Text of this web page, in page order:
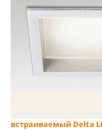
встраиваемый Delta